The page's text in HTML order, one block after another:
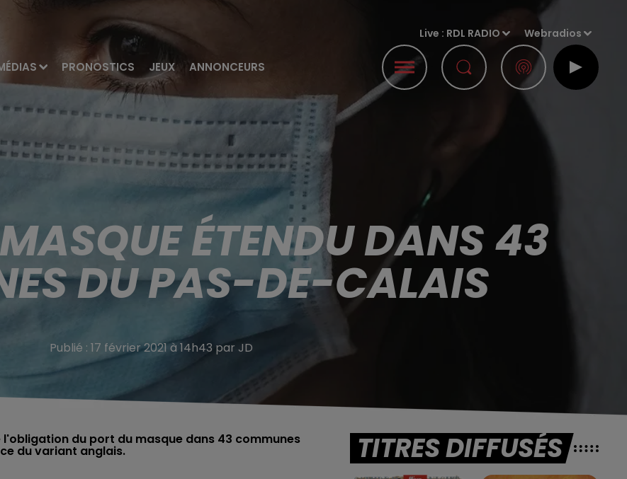
PRONOSTICS JEUX ANNONCEURS
Live : RDL RADIO Webradios
ÉTENDU DANS 43
DU PAS-DE-CALAIS
Publié : 17 février 2021 à 14h43 par JD
du port du masque dans 43 communes
du variant anglais. TITRES DIFFUSÉS